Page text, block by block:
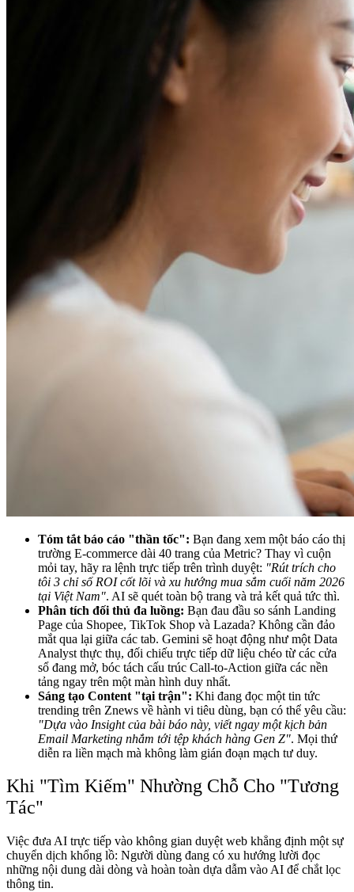
Tóm tắt báo cáo "thần tốc": Bạn đang xem một báo cáo thị
trường E-commerce dài 40 trang của Metric? Thay vì cuộn
mỏi tay, hãy ra lệnh trực tiếp trên trình duyệt: "Rút trích cho
tôi 3 chỉ số ROI cốt lõi và xu hướng mua sắm cuối năm 2026
tại Việt Nam". AI sẽ quét toàn bộ trang và trả kết quả tức thì.
Phân tích đối thủ đa luồng: Bạn đau đầu so sánh Landing
Page của Shopee, TikTok Shop và Lazada? Không cần đảo
mắt qua lại giữa các tab. Gemini sẽ hoạt động như một Data
Analyst thực thụ, đối chiếu trực tiếp dữ liệu chéo từ các cửa
sổ đang mở, bóc tách cấu trúc Call-to-Action giữa các nền
tảng ngay trên một màn hình duy nhất.
Sáng tạo Content "tại trận": Khi đang đọc một tin tức
trending trên Znews về hành vi tiêu dùng, bạn có thể yêu cầu:
"Dựa vào Insight của bài báo này, viết ngay một kịch bản
Email Marketing nhắm tới tệp khách hàng Gen Z". Mọi thứ
diễn ra liền mạch mà không làm gián đoạn mạch tư duy.
Khi "Tìm Kiếm" Nhường Chỗ Cho "Tương
Tác"
Việc đưa AI trực tiếp vào không gian duyệt web khẳng định một sự
chuyển dịch khổng lồ: Người dùng đang có xu hướng lười đọc
những nội dung dài dòng và hoàn toàn dựa dẫm vào AI để chắt lọc
thông tin.